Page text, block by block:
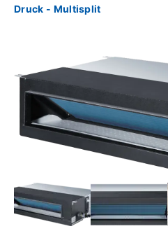
Druck - Multisplit